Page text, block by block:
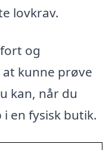
lovkrav.
og
kunne prøve
kan, når du
en fysisk butik.